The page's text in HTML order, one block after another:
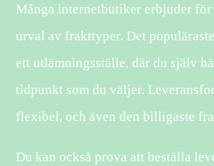
Många internetbutiker erbjuder för
urval av frakttyper. Det
ett utlämningsställe, där du själv
tidpunkt som du väljer.
flexibel, och även den billigaste
Du kan också prova att beställa